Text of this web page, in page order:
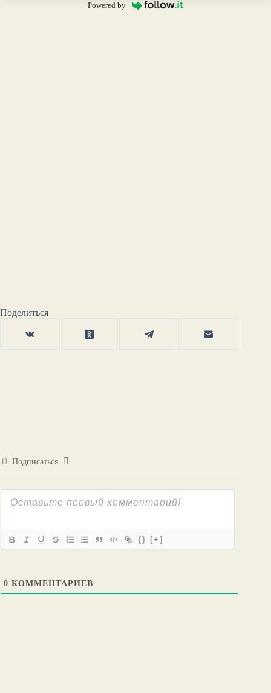
Powered by
Поделиться
Подписаться
{} [+]
0 КОММЕНТАРИЕВ